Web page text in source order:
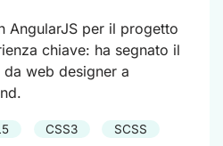
AngularJS per il progetto
chiave: ha segnato il
web designer a
CSS3 SCSS